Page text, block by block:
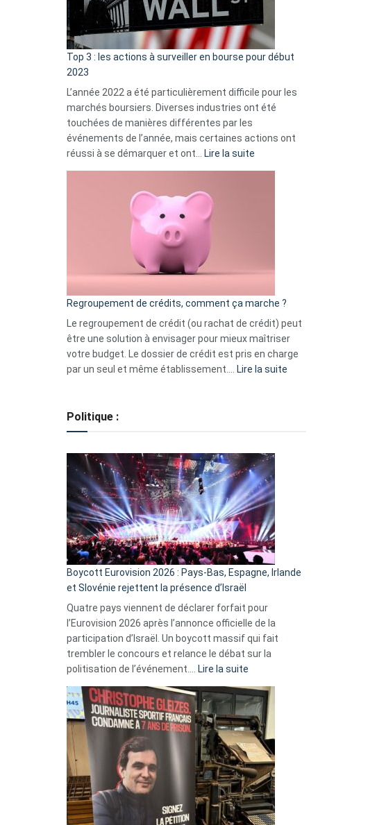
guide
d’auto-
assistance
Top 3 : les actions à surveiller en bourse pour début
2023
L’année 2022 a été particulièrement difficile pour les
marchés boursiers. Diverses industries ont été
touchées de manières différentes par les
événements de l’année, mais certaines actions ont
réussi à se démarquer et ont…
Lire la suite
en
pour
début
2023
Regroupement de crédits, comment ça marche ?
Le regroupement de crédit (ou rachat de crédit) peut
être une solution à envisager pour mieux maîtriser
votre budget. Le dossier de crédit est pris en charge
par un seul et même établissement.…
Lire la suite
Politique :
Boycott Eurovision 2026 : Pays-Bas, Espagne, Irlande
et Slovénie rejettent la présence d’Israël
Quatre pays viennent de déclarer forfait pour
l’Eurovision 2026 après l’annonce officielle de la
participation d’Israël. Un boycott massif qui fait
trembler le concours et relance le débat sur la
politisation de l’événement.…
Lire la suite
Eurovision
2026
:
Pays-
Bas,
Espagne,
Irlande
et
Slovénie